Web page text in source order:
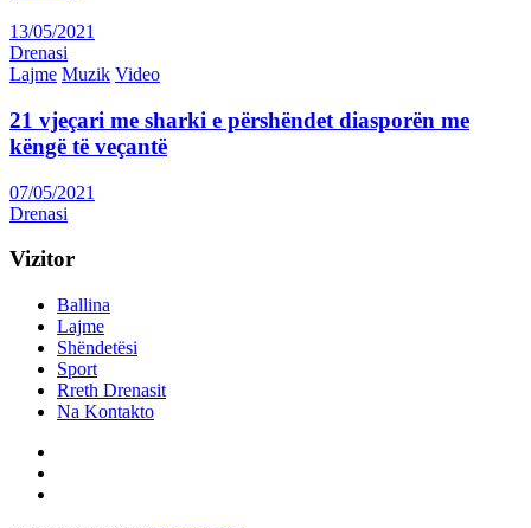
13/05/2021
Drenasi
Lajme Muzik Video
21 vjeçari me sharki e përshëndet diasporën me
këngë të veçantë
07/05/2021
Drenasi
Vizitor
Ballina
Lajme
Shëndetësi
Sport
Rreth Drenasit
Na Kontakto